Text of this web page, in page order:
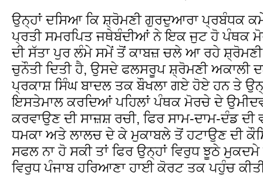
ਉਨ੍ਹਾਂ ਦਸਿਆ ਕਿ ਸ਼੍ਰੋਮਣੀ ਗੁਰਦੁਆਰਾ ਪ੍ਰਬੰਧਕ
ਪ੍ਰਤੀ ਸਮਰਪਿਤ ਜਥੇਬੰਦੀਆਂ ਨੇ ਇਕ ਜੁਟ ਹੋ ਪੰਥਕ
ਦੀ ਸੱਤਾ ਪੁਰ ਲੰਮੇ ਸਮੇਂ ਤੋਂ ਕਾਬਜ਼ ਚਲੇ ਆ ਰਹੇ
ਚੁਨੌਤੀ ਦਿਤੀ ਹੈ, ਉਸਦੇ ਫਲਸਰੂਪ ਸ਼੍ਰੋਮਣੀ ਅਕਾਲੀ
ਪ੍ਰਕਾਸ਼ ਸਿੰਘ ਬਾਦਲ ਤਕ ਬੌਖਲਾ ਗਏ ਹੋਏ ਹਨ ਤੇ
ਇਸਤੇਮਾਲ ਕਰਦਿਆਂ ਪਹਿਲਾਂ ਪੰਥਕ ਮੋਰਚੇ ਦੇ
ਕਰਵਾਉਣ ਦੀ ਸਾਜ਼ਸ਼ ਰਚੀ, ਫਿਰ ਸਾਮ-ਦਾਮ-ਦੰਡ
ਧਮਕਾ ਅਤੇ ਲਾਲਚ ਦੇ ਕੇ ਮੁਕਾਬਲੇ ਤੋਂ ਹਟਾਉਣ ਦੀ
ਸਫਲ ਨਾ ਹੋ ਸਕੀ ਤਾਂ ਫਿਰ ਉਨ੍ਹਾਂ ਵਿਰੁਧ ਝੂਠੇ
ਵਿਰੁਧ ਪੰਜਾਬ ਹਰਿਆਣਾ ਹਾਈ ਕੋਰਟ ਤਕ ਪਹੁੰਚ